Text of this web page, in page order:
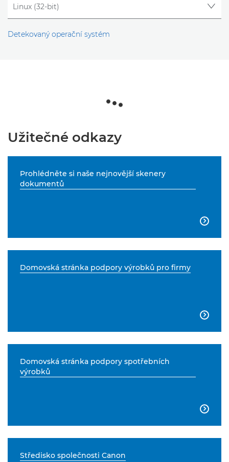
Detekovaný operační systém
Užitečné odkazy
Prohlédněte si naše nejnovější skenery
dokumentů

Domovská stránka podpory výrobků pro firmy

Domovská stránka podpory spotřebních
výrobků

Středisko společnosti Canon